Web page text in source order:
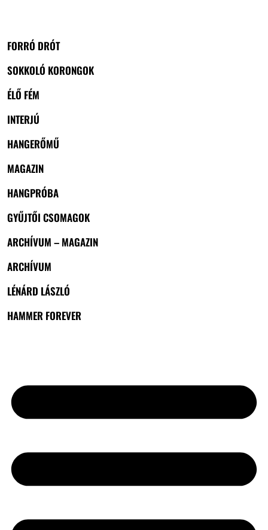
FORRÓ DRÓT
SOKKOLÓ KORONGOK
ÉLŐ FÉM
INTERJÚ
HANGERŐMŰ
MAGAZIN
HANGPRÓBA
GYŰJTŐI CSOMAGOK
ARCHÍVUM – MAGAZIN
ARCHÍVUM
LÉNÁRD LÁSZLÓ
HAMMER FOREVER